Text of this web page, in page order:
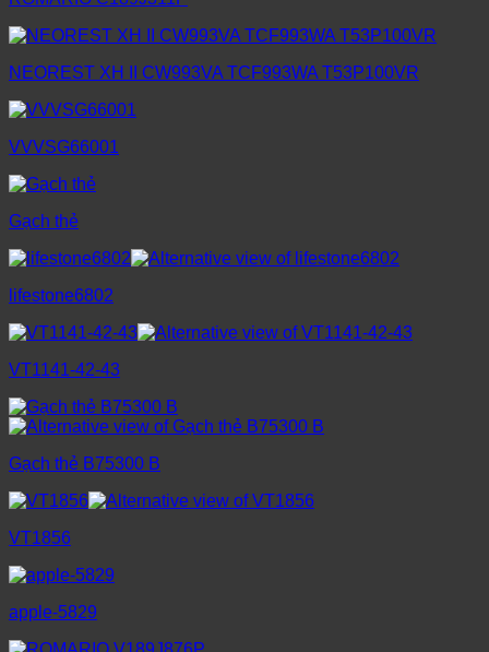
NEOREST XH II CW993VA TCF993WA T53P100VR
VVVSG66001
Gạch thẻ
lifestone6802
VT1141-42-43
Gạch thẻ B75300 B
VT1856
apple-5829